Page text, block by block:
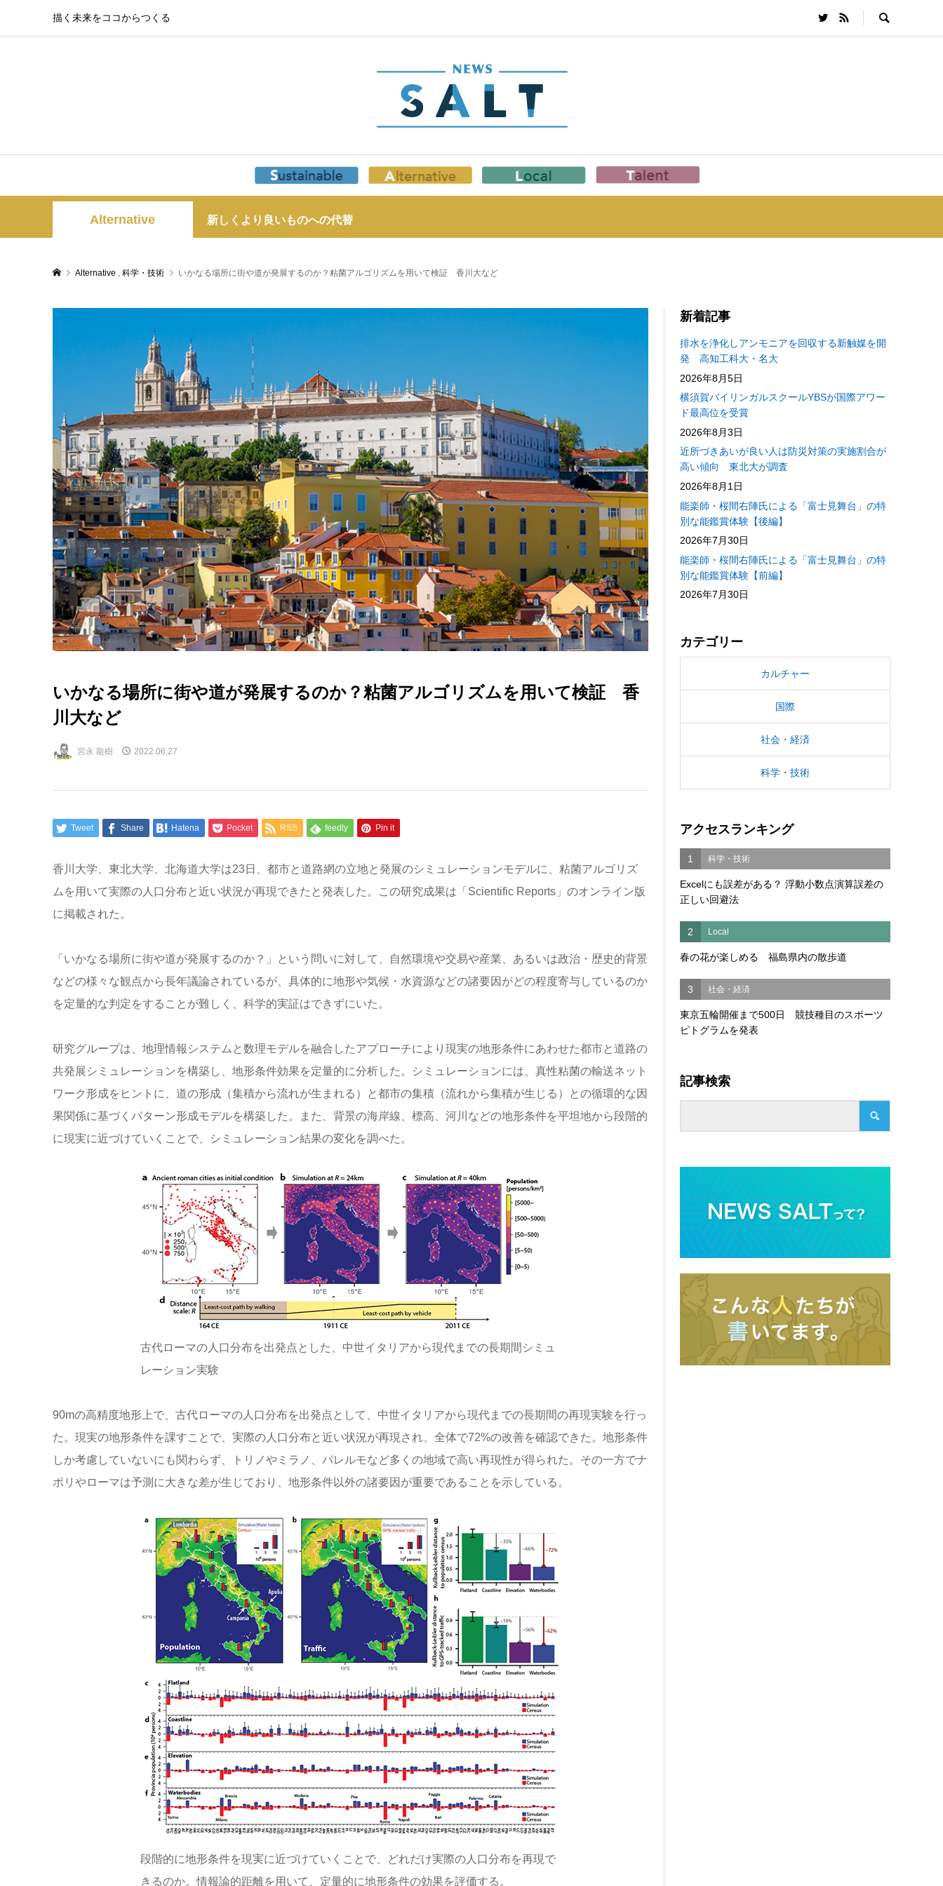
描く未来をココからつくる
Alternative 新しくより良いものへの代替
Alternative , 科学・技術 いかなる場所に街や道が発展するのか？粘菌アルゴリズムを用いて検証 香川大など
いかなる場所に街や道が発展するのか？粘菌アルゴリズムを用いて検証 香
川大など
宮永 龍樹 2022.06.27
Tweet Share Hatena Pocket RSS feedly Pin it
香川大学、東北大学、北海道大学は23日、都市と道路網の立地と発展のシミュレーションモデルに、粘菌アルゴリズ
ムを用いて実際の人口分布と近い状況が再現できたと発表した。この研究成果は「Scientific Reports」のオンライン版
に掲載された。
「いかなる場所に街や道が発展するのか？」という問いに対して、自然環境や交易や産業、あるいは政治・歴史的背景
などの様々な観点から長年議論されているが、具体的に地形や気候・水資源などの諸要因がどの程度寄与しているのか
を定量的な判定をすることが難しく、科学的実証はできずにいた。
研究グループは、地理情報システムと数理モデルを融合したアプローチにより現実の地形条件にあわせた都市と道路の
共発展シミュレーションを構築し、地形条件効果を定量的に分析した。シミュレーションには、真性粘菌の輸送ネット
ワーク形成をヒントに、道の形成（集積から流れが生まれる）と都市の集積（流れから集積が生じる）との循環的な因
果関係に基づくパターン形成モデルを構築した。また、背景の海岸線、標高、河川などの地形条件を平坦地から段階的
に現実に近づけていくことで、シミュレーション結果の変化を調べた。
古代ローマの人口分布を出発点とした、中世イタリアから現代までの長期間シミュ
レーション実験
90mの高精度地形上で、古代ローマの人口分布を出発点として、中世イタリアから現代までの長期間の再現実験を行っ
た。現実の地形条件を課すことで、実際の人口分布と近い状況が再現され、全体で72%の改善を確認できた。地形条件
しか考慮していないにも関わらず、トリノやミラノ、パレルモなど多くの地域で高い再現性が得られた。その一方でナ
ポリやローマは予測に大きな差が生じており、地形条件以外の諸要因が重要であることを示している。
段階的に地形条件を現実に近づけていくことで、どれだけ実際の人口分布を再現で
きるのか。情報論的距離を用いて、定量的に地形条件の効果を評価する。
新着記事
排水を浄化しアンモニアを回収する新触媒を開
発 高知工科大・名大
2026年8月5日
横須賀バイリンガルスクールYBSが国際アワー
ド最高位を受賞
2026年8月3日
近所づきあいが良い人は防災対策の実施割合が
高い傾向 東北大が調査
2026年8月1日
能楽師・桜間右陣氏による「富士見舞台」の特
別な能鑑賞体験【後編】
2026年7月30日
能楽師・桜間右陣氏による「富士見舞台」の特
別な能鑑賞体験【前編】
2026年7月30日
カテゴリー
カルチャー
国際
社会・経済
科学・技術
アクセスランキング
1 科学・技術
Excelにも誤差がある？ 浮動小数点演算誤差の
正しい回避法
2 Local
春の花が楽しめる 福島県内の散歩道
3 社会・経済
東京五輪開催まで500日 競技種目のスポーツ
ピトグラムを発表
記事検索